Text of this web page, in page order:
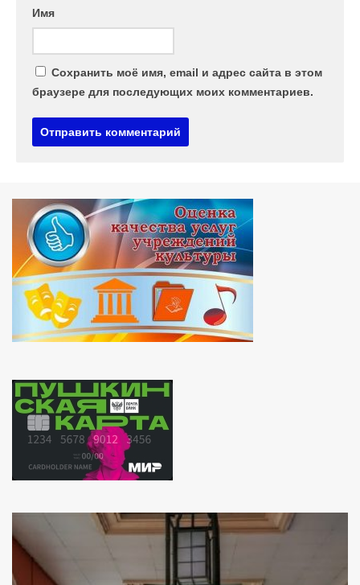
Имя
Сохранить моё имя, email и адрес сайта в этом
браузере для последующих моих комментариев.